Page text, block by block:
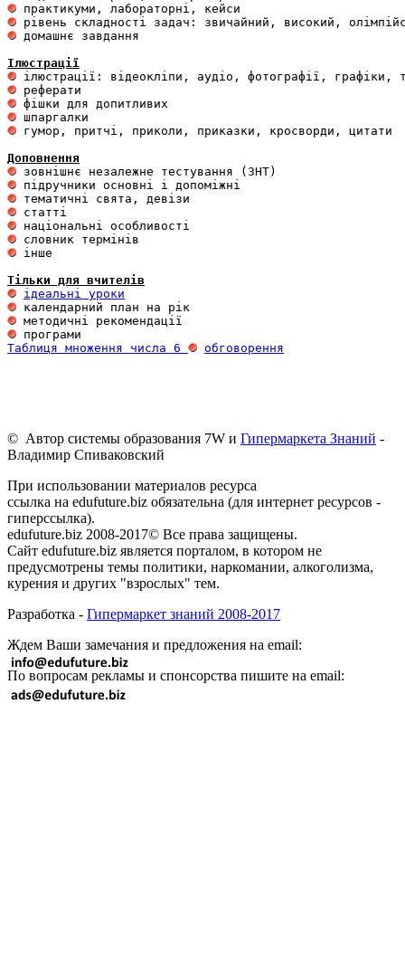
домашнє завдання
Ілюстрації
гумор, притчі, приколи, приказки, кросворди, цитати
Доповнення
інше
Тільки для вчителів
ідеальні уроки
Таблиця множення числа 6
обговорення
© Автор системы образования 7W и Гипермаркета Знаний -
Владимир Спиваковский
При использовании материалов ресурса
ссылка на edufuture.biz обязательна (для интернет ресурсов -
гиперссылка).
edufuture.biz 2008-2017© Все права защищены.
Сайт edufuture.biz является порталом, в котором не
предусмотрены темы политики, наркомании, алкоголизма,
курения и других "взрослых" тем.
Разработка - Гипермаркет знаний 2008-2017
Ждем Ваши замечания и предложения на email:
По вопросам рекламы и спонсорства пишите на email: